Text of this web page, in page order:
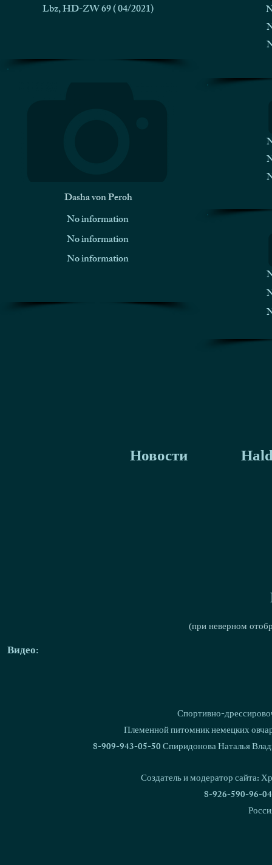
Lbz, HD-ZW 69 ( 04/2021)
Dasha von Peroh
No information
No information
No information
Новости
(при неверном
Видео:
Спортивно-
Племенной питомник немецких
8-909-943-05-50 Спиридонова Наталья
Создатель и модератор сайта:
8-926-590-96-